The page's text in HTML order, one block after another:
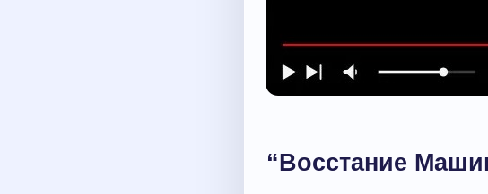
“Восстание